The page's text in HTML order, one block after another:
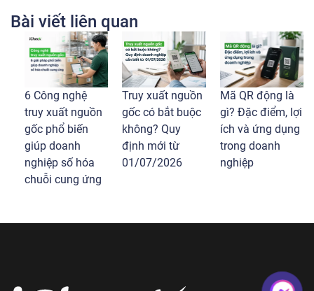
Bài viết liên quan
6 Công nghệ
truy xuất nguồn
gốc phổ biến
giúp doanh
nghiệp số hóa
chuỗi cung ứng
Truy xuất nguồn
gốc có bắt buộc
không? Quy
định mới từ
01/07/2026
Mã QR động là
gì? Đặc điểm, lợi
ích và ứng dụng
trong doanh
nghiệp